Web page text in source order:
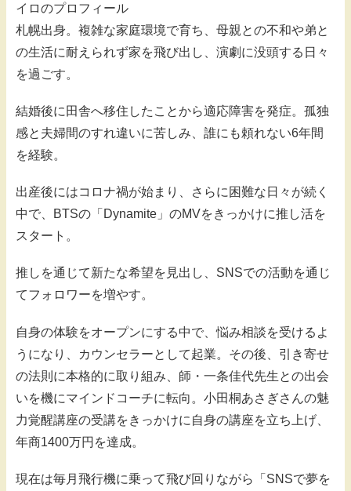
イロのプロフィール
札幌出身。複雑な家庭環境で育ち、母親との不和や弟と
の生活に耐えられず家を飛び出し、演劇に没頭する日々
を過ごす。
結婚後に田舎へ移住したことから適応障害を発症。孤独
感と夫婦間のすれ違いに苦しみ、誰にも頼れない6年間
を経験。
出産後にはコロナ禍が始まり、さらに困難な日々が続く
中で、BTSの「Dynamite」のMVをきっかけに推し活を
スタート。
推しを通じて新たな希望を見出し、SNSでの活動を通じ
てフォロワーを増やす。
自身の体験をオープンにする中で、悩み相談を受けるよ
うになり、カウンセラーとして起業。その後、引き寄せ
の法則に本格的に取り組み、師・一条佳代先生との出会
いを機にマインドコーチに転向。小田桐あさぎさんの魅
力覚醒講座の受講をきっかけに自身の講座を立ち上げ、
年商1400万円を達成。
現在は毎月飛行機に乗って飛び回りながら「SNSで夢を